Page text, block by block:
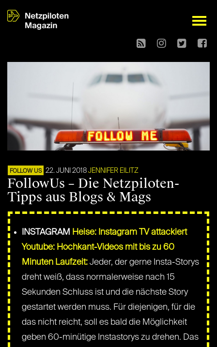
open
FOLLOW US 22. JUNI 2018 JENNIFER EILITZ
FollowUs – Die Netzpiloten-
Tipps aus Blogs & Mags
INSTAGRAM Heise: Instagram TV attackiert
Youtube: Hochkant-Videos mit bis zu 60
Minuten Laufzeit: Jeder, der gerne Insta-Storys
dreht weiß, dass normalerweise nach 15
Sekunden Schluss ist und die nächste Story
gestartet werden muss. Für diejenigen, für die
das nicht reicht, soll es bald die Möglichkeit
geben 60-minütige Instastorys zu drehen. Das